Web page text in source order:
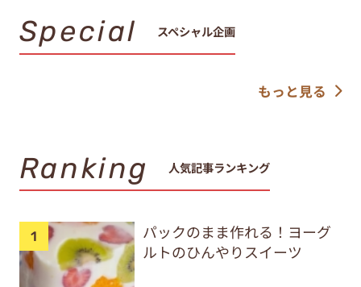
Special スペシャル企画
もっと見る
Ranking 人気記事ランキング
パックのまま作れる！ヨーグ
ルトのひんやりスイーツ